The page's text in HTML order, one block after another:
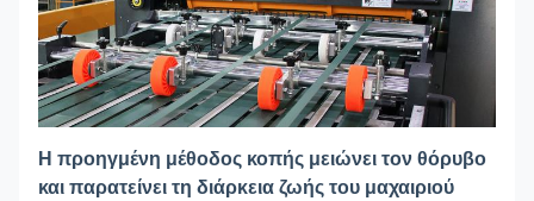
Η προηγμένη μέθοδος κοπής μειώνει τον θόρυβο
και παρατείνει τη διάρκεια ζωής του μαχαιριού